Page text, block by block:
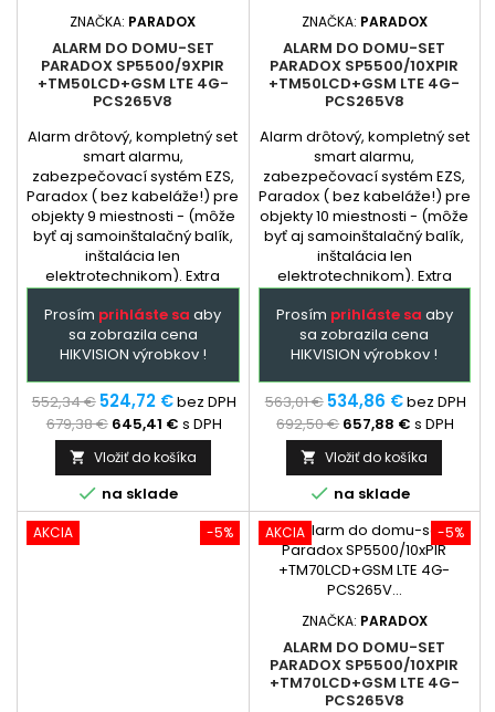
ZNAČKA: PARADOX
ALARM DO DOMU-SET
PARADOX SP5500/9XPIR
+TM50LCD+GSM LTE 4G-
PCS265V8
Alarm drôtový, kompletný set
smart alarmu,
zabezpečovací systém EZS,
Paradox ( bez kabeláže!) pre
objekty 9 miestnosti - (môže
byť aj samoinštalačný balík,
inštalácia len
elektrotechnikom). Extra
služba - podľa
dohody: dopredu
naprogramovaná ústredňa a
GSM + prehladný manual
hlavným prvkom
zabezpečovacieho systému
Paradox,...
Prosím prihláste sa aby
sa zobrazila cena
HIKVISION výrobkov !
552,34 € 524,72 €bez DPH
679,38 € 645,41 € s DPH
 Vložiť do košíka
 na sklade
ZNAČKA: PARADOX
ALARM DO DOMU-SET
PARADOX SP5500/10XPIR
+TM50LCD+GSM LTE 4G-
PCS265V8
Alarm drôtový, kompletný set
smart alarmu,
zabezpečovací systém EZS,
Paradox ( bez kabeláže!) pre
objekty 10 miestnosti - (môže
byť aj samoinštalačný balík,
inštalácia len
elektrotechnikom). Extra
služba - podľa
dohody: dopredu
naprogramovaná ústredňa a
GSM + prehladný manual
hlavným prvkom
zabezpečovacieho systému
Paradox,...
Prosím prihláste sa aby
sa zobrazila cena
HIKVISION výrobkov !
563,01 € 534,86 €bez DPH
692,50 €657,88 € s DPH
 Vložiť do košíka
 na sklade
-5%
AKCIA -5%
AKCIA
ZNAČKA: PARADOX
ALARM DO DOMU-SET
PARADOX SP5500/10XPIR
+TM70LCD+GSM LTE 4G-
PCS265V8